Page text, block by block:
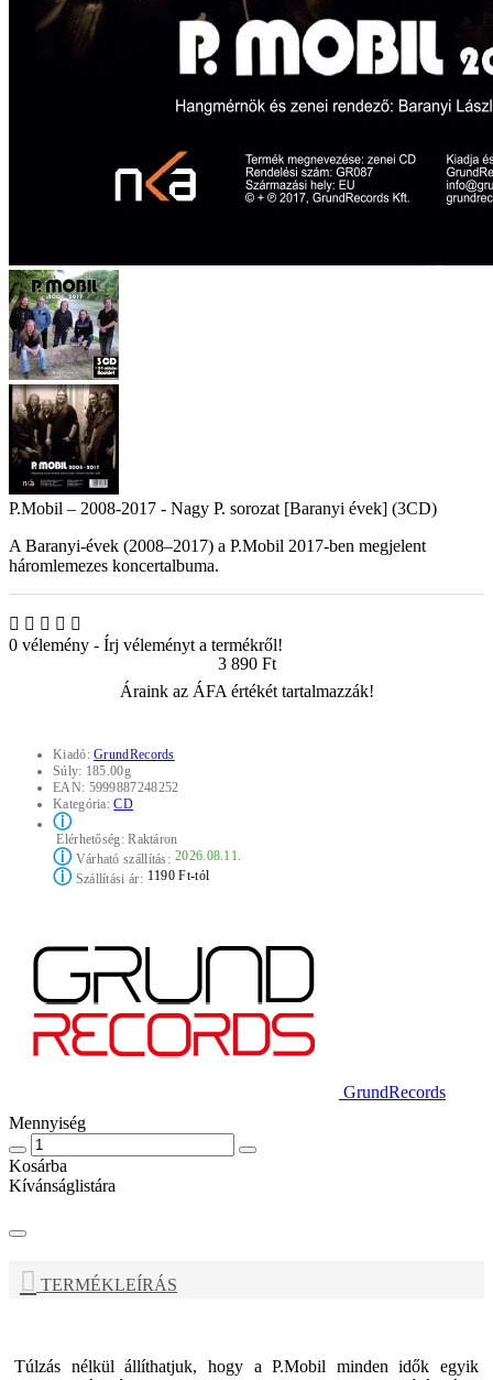
P.Mobil – 2008-2017 - Nagy P. sorozat [Baranyi évek] (3CD)
A Baranyi-évek (2008–2017) a P.Mobil 2017-ben megjelent
háromlemezes koncertalbuma.
0 vélemény - Írj véleményt a termékről!
3 890 Ft
Áraink az ÁFA értékét tartalmazzák!
Kiadó:GrundRecords
Súly: 185.00g
EAN: 5999887248252
Kategória:CD
ⓘ
Elérhetőség:Raktáron
ⓘVárható szállítás: 2026.08.11.
ⓘSzállítási ár: 1190 Ft-tól
GrundRecords
Mennyiség
Kosárba
Kívánságlistára
TERMÉKLEÍRÁS
Túlzás nélkül állíthatjuk, hogy aP.Mobil minden idők egyik